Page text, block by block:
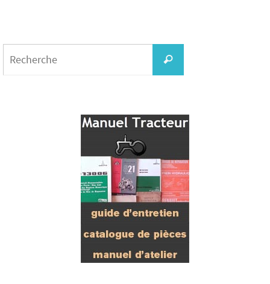
Recherche